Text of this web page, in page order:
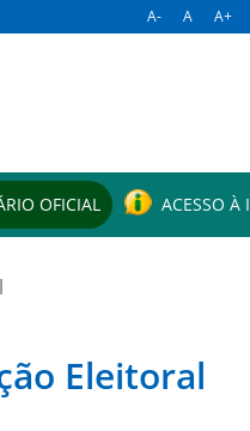
A- A A+
OFICIAL ACESSO À
Eleitoral